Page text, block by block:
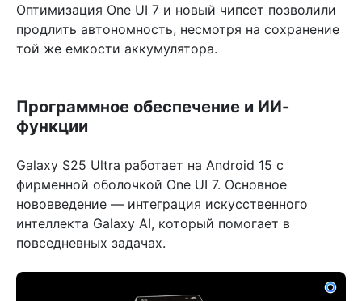
Оптимизация One UI 7 и новый чипсет позволили
продлить автономность, несмотря на сохранение
той же емкости аккумулятора.
Программное обеспечение и ИИ-
функции
Galaxy S25 Ultra работает на Android 15 с
фирменной оболочкой One UI 7. Основное
нововведение — интеграция искусственного
интеллекта Galaxy AI, который помогает в
повседневных задачах.